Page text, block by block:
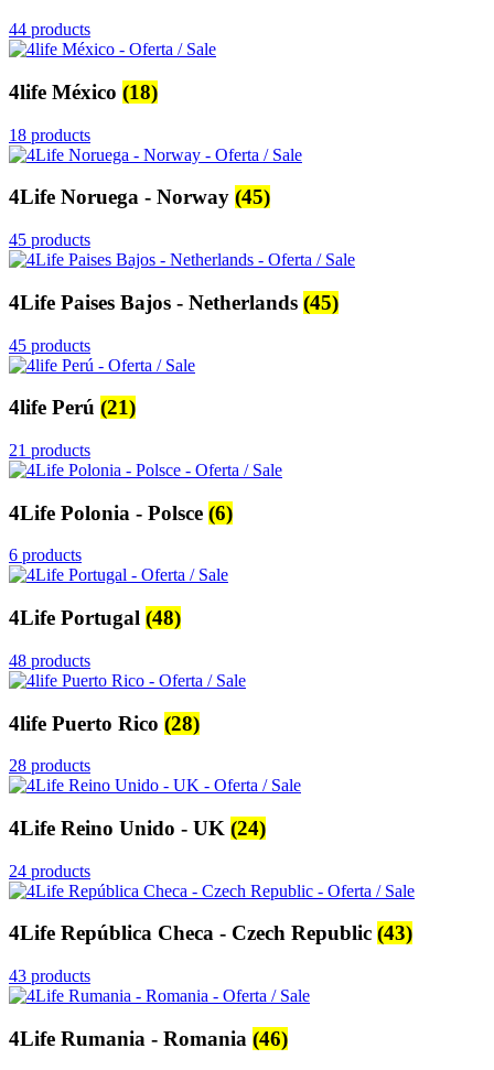
44 products
4life México (18)
18 products
4Life Noruega - Norway (45)
45 products
4Life Paises Bajos - Netherlands (45)
45 products
4life Perú (21)
21 products
4Life Polonia - Polsce (6)
6 products
4Life Portugal (48)
48 products
4life Puerto Rico (28)
28 products
4Life Reino Unido - UK (24)
24 products
4Life República Checa - Czech Republic (43)
43 products
4Life Rumania - Romania (46)